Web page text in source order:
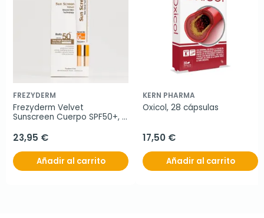
FREZYDERM
Frezyderm Velvet
Sunscreen Cuerpo SPF50+,
23,95 €
Añadir al carrito
KERN PHARMA
Oxicol, 28 cápsulas
17,50 €
Añadir al carrito